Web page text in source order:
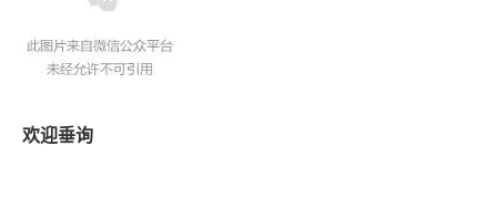
欢迎垂询